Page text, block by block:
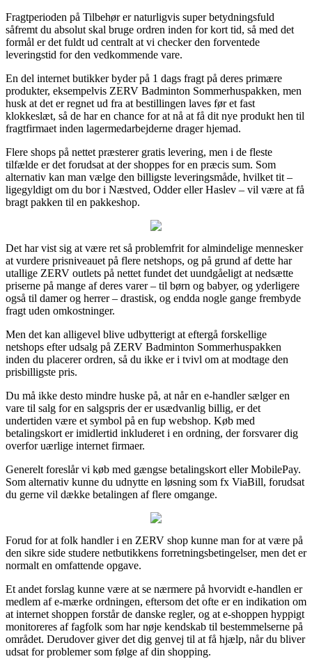
Fragtperioden på Tilbehør er naturligvis super betydningsfuld
såfremt du absolut skal bruge ordren inden for kort tid, så med det
formål er det fuldt ud centralt at vi checker den forventede
leveringstid for den vedkommende vare.
En del internet butikker byder på 1 dags fragt på deres primære
produkter, eksempelvis ZERV Badminton Sommerhuspakken, men
husk at det er regnet ud fra at bestillingen laves før et fast
klokkeslæt, så de har en chance for at nå at få dit nye produkt hen til
fragtfirmaet inden lagermedarbejderne drager hjemad.
Flere shops på nettet præsterer gratis levering, men i de fleste
tilfælde er det forudsat at der shoppes for en præcis sum. Som
alternativ kan man vælge den billigste leveringsmåde, hvilket tit –
ligegyldigt om du bor i Næstved, Odder eller Haslev – vil være at få
bragt pakken til en pakkeshop.
Det har vist sig at være ret så problemfrit for almindelige mennesker
at vurdere prisniveauet på flere netshops, og på grund af dette har
utallige ZERV outlets på nettet fundet det uundgåeligt at nedsætte
priserne på mange af deres varer – til børn og babyer, og yderligere
også til damer og herrer – drastisk, og endda nogle gange frembyde
fragt uden omkostninger.
Men det kan alligevel blive udbytterigt at eftergå forskellige
netshops efter udsalg på ZERV Badminton Sommerhuspakken
inden du placerer ordren, så du ikke er i tvivl om at modtage den
prisbilligste pris.
Du må ikke desto mindre huske på, at når en e-handler sælger en
vare til salg for en salgspris der er usædvanlig billig, er det
undertiden være et symbol på en fup webshop. Køb med
betalingskort er imidlertid inkluderet i en ordning, der forsvarer dig
overfor uærlige internet firmaer.
Generelt foreslår vi køb med gængse betalingskort eller MobilePay.
Som alternativ kunne du udnytte en løsning som fx ViaBill, forudsat
du gerne vil dække betalingen af flere omgange.
Forud for at folk handler i en ZERV shop kunne man for at være på
den sikre side studere netbutikkens forretningsbetingelser, men det er
normalt en omfattende opgave.
Et andet forslag kunne være at se nærmere på hvorvidt e-handlen er
medlem af e-mærke ordningen, eftersom det ofte er en indikation om
at internet shoppen forstår de danske regler, og at e-shoppen hyppigt
monitoreres af fagfolk som har nøje kendskab til bestemmelserne på
området. Derudover giver det dig genvej til at få hjælp, når du bliver
udsat for problemer som følge af din shopping.